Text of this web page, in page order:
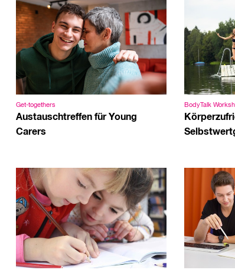
Get-togethers
Austauschtreffen für Young
Carers
BodyTalk